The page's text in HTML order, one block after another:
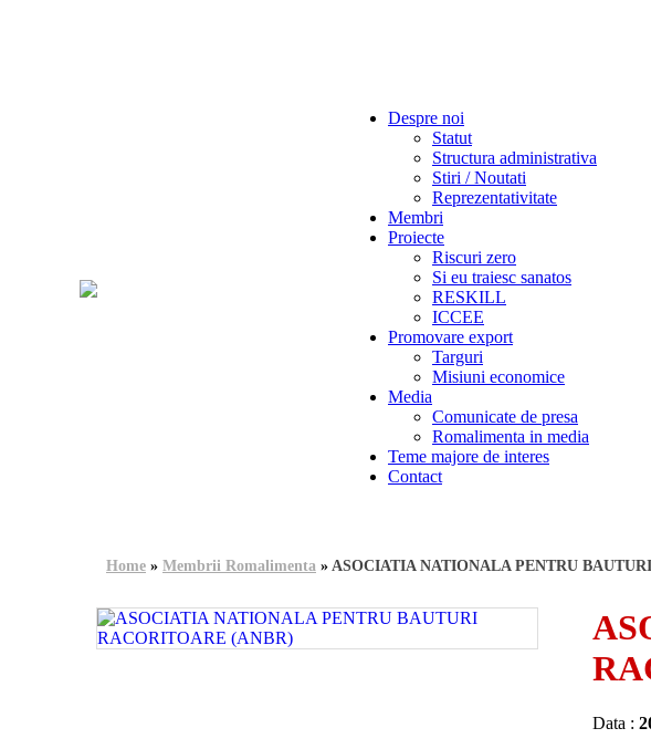
Despre noi
Statut
Structura administrativa
Stiri / Noutati
Reprezentativitate
Membri
Proiecte
Riscuri zero
Si eu traiesc sanatos
RESKILL
ICCEE
Promovare export
Targuri
Misiuni economice
Media
Comunicate de presa
Romalimenta in media
Teme majore de interes
Contact
Home » Membrii Romalimenta » ASOCIATIA NATIONALA PENTRU
Data :